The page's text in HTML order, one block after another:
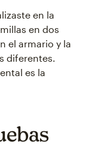
en la
en dos
el armario y la
diferentes.
es la